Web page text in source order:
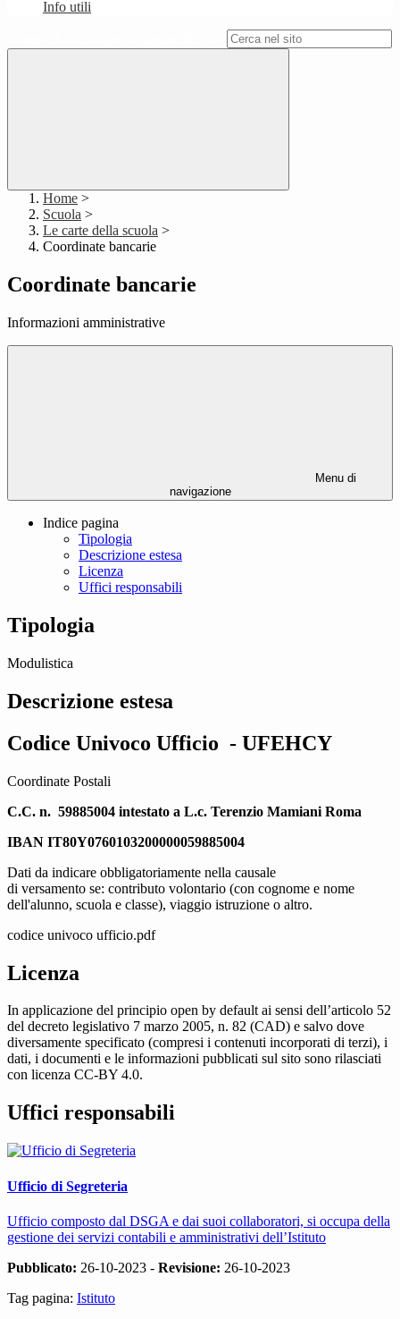
Info utili
Home >
Scuola >
Le carte della scuola >
Coordinate bancarie
Coordinate bancarie
Informazioni amministrative
Menu di
navigazione
Indice pagina
Tipologia
Descrizione estesa
Licenza
Uffici responsabili
Tipologia
Modulistica
Descrizione estesa
Codice Univoco Ufficio - UFEHCY
Coordinate Postali
C.C. n. 59885004 intestato a L.c. Terenzio Mamiani Roma
IBAN IT80Y0760103200000059885004
Dati da indicare obbligatoriamente nella causale
di versamento se: contributo volontario (con cognome e nome
dell'alunno, scuola e classe), viaggio istruzione o altro.
codice univoco ufficio.pdf
Licenza
In applicazione del principio open by default ai sensi dell’articolo 52
del decreto legislativo 7 marzo 2005, n. 82 (CAD) e salvo dove
diversamente specificato (compresi i contenuti incorporati di terzi), i
dati, i documenti e le informazioni pubblicati sul sito sono rilasciati
con licenza CC-BY 4.0.
Uffici responsabili
Ufficio di Segreteria
Ufficio composto dal DSGA e dai suoi collaboratori, si occupa della
gestione dei servizi contabili e amministrativi dell’Istituto
Pubblicato: 26-10-2023 - Revisione: 26-10-2023
Tag pagina: Istituto